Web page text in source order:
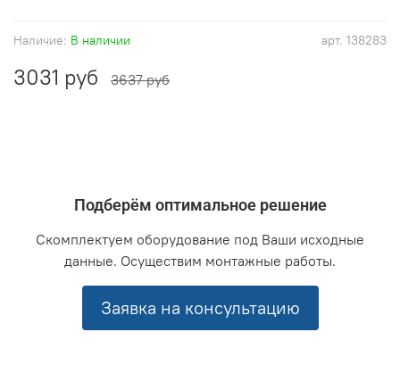
арт. 138283
Наличие: В наличии
3031 руб 3637 руб
Подберём оптимальное решение
Скомплектуем оборудование под Ваши исходные
данные. Осуществим монтажные работы.
Заявка на консультацию